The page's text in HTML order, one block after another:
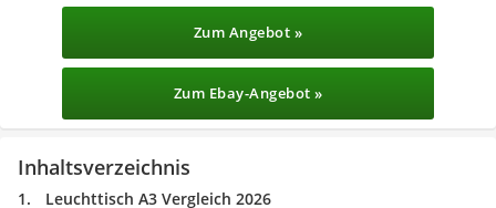
Zum Angebot »
Zum Ebay-Angebot »
Inhaltsverzeichnis
Leuchttisch A3 Vergleich 2026